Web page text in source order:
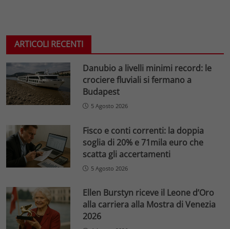
ARTICOLI RECENTI
Danubio a livelli minimi record: le
crociere fluviali si fermano a
Budapest
5 Agosto 2026
Fisco e conti correnti: la doppia
soglia di 20% e 71mila euro che
scatta gli accertamenti
5 Agosto 2026
Ellen Burstyn riceve il Leone d’Oro
alla carriera alla Mostra di Venezia
2026